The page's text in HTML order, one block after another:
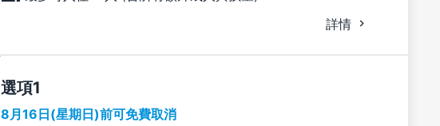
詳情
選項
8月16日(星期日)前可免費取消